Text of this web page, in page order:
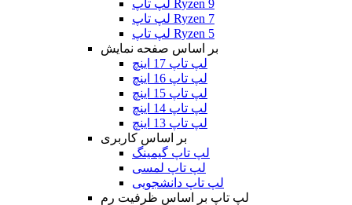
لپ تاپ Ryzen 9
لپ تاپ Ryzen 7
لپ تاپ Ryzen 5
بر اساس صفحه نمایش
لپ تاپ 17 اینچ
لپ تاپ 16 اینچ
لپ تاپ 15 اینچ
لپ تاپ 14 اینچ
لپ تاپ 13 اینچ
بر اساس کاربری
لپ تاپ گیمینگ
لپ تاپ لمسی
لپ تاپ دانشجویی
لپ تاپ بر اساس ظرفیت رم